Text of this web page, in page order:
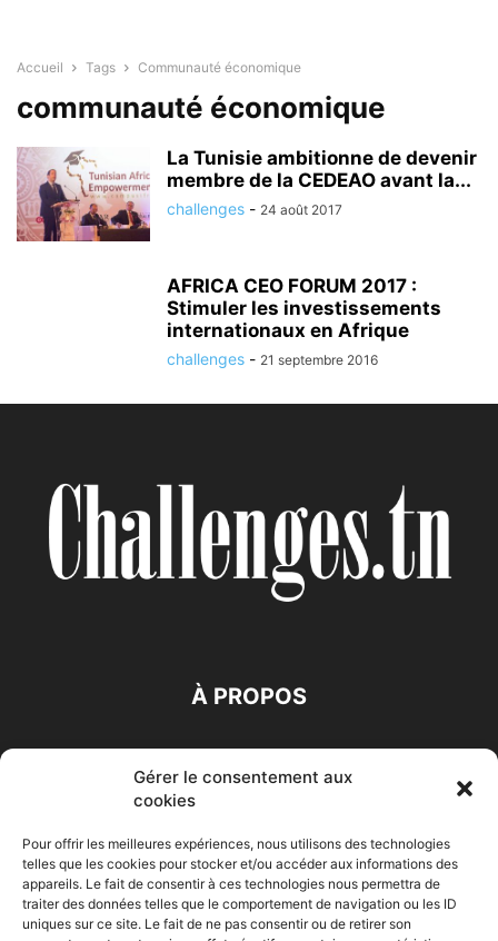
Gérer le consentement aux
cookies
Pour offrir les meilleures expériences, nous utilisons des technologies
telles que les cookies pour stocker et/ou accéder aux informations des
appareils. Le fait de consentir à ces technologies nous permettra de
traiter des données telles que le comportement de navigation ou les ID
uniques sur ce site. Le fait de ne pas consentir ou de retirer son
Accueil Tags Communauté économique
communauté économique
La Tunisie ambitionne de devenir
membre de la CEDEAO avant la...
challenges - 24 août 2017
AFRICA CEO FORUM 2017 :
Stimuler les investissements
internationaux en Afrique
challenges - 21 septembre 2016
À PROPOS
Accueil Economie Entreprises Entrepreneur